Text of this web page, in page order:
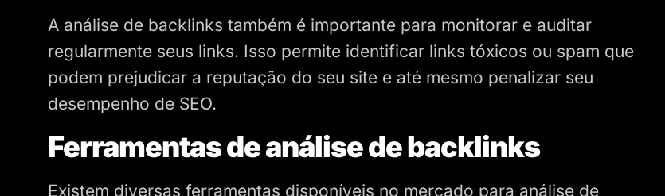
A análise de backlinks também é importante para monitorar e auditar
regularmente seus links. Isso permite identificar links tóxicos ou spam que
podem prejudicar a reputação do seu site e até mesmo penalizar seu
desempenho de SEO.
Ferramentas de análise de backlinks
Existem diversas ferramentas disponíveis no mercado para análise de